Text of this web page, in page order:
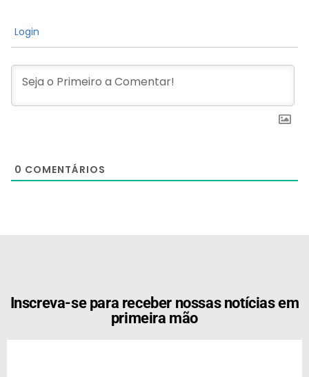
Login
0 COMENTÁRIOS
Inscreva-se para receber nossas notícias em
primeira mão